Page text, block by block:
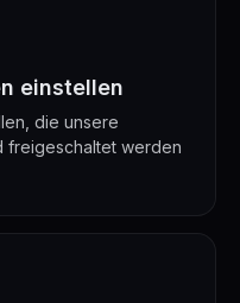
einstellen
die unsere
freigeschaltet werden